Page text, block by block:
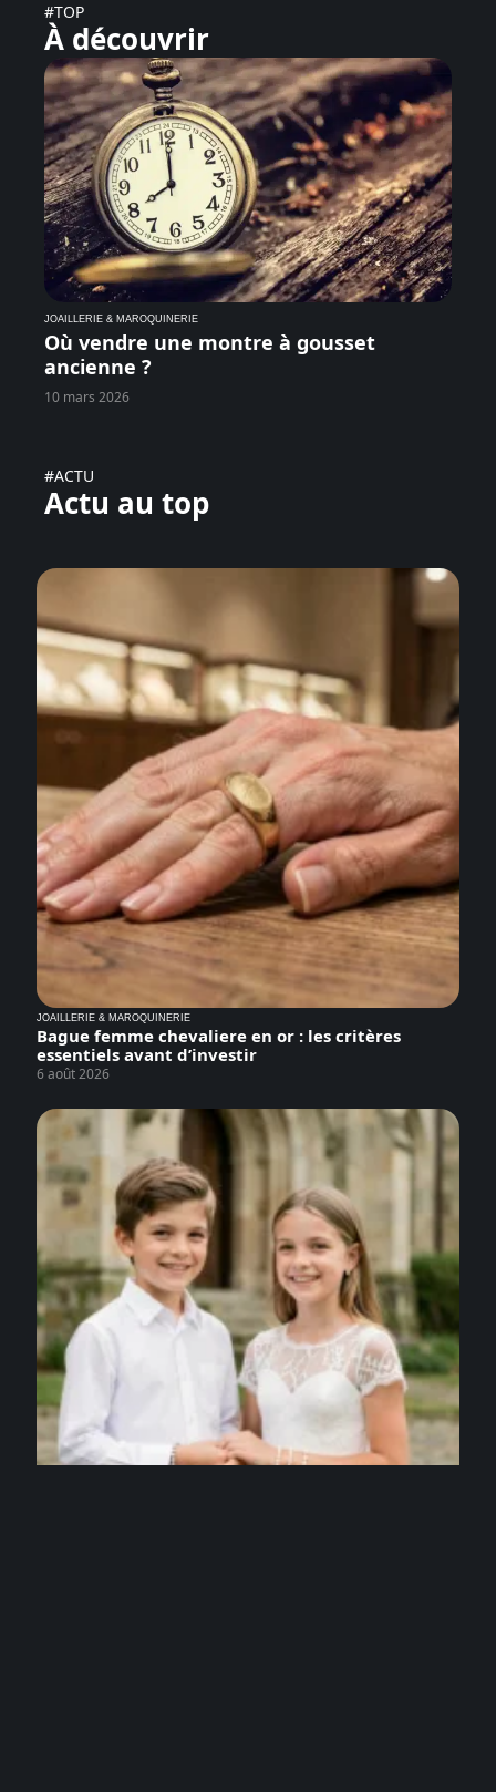
#TOP
À découvrir
JOAILLERIE & MAROQUINERIE
Où vendre une montre à gousset
ancienne ?
10 mars 2026
#ACTU
Actu au top
JOAILLERIE & MAROQUINERIE
Bague femme chevaliere en or : les critères
essentiels avant d’investir
6 août 2026